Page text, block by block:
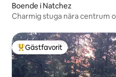
Boende i Natchez
Charmig stuga nära centrum
Populär gästfavorit
Gästfavorit